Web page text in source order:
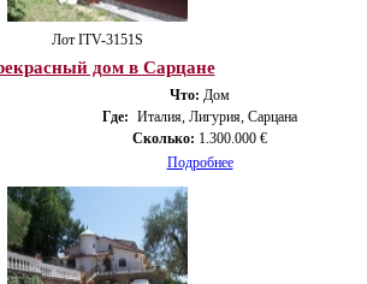
Лот ITV-3151S
дом в Сарцане
Что: Дом
Где: Италия, Лигурия, Сарцана
Сколько: 1.300.000 €
Подробнее